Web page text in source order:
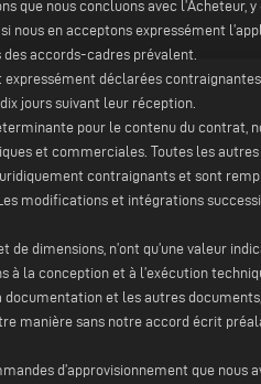
que nous concluons avec
en acceptons expressément
des accords-cadres prévalent.
déclarées
jours suivant leur réception.
pour le contenu du contrat,
et commerciales. Toutes les
contraignants et sont
modifications et intégrations
dimensions, n’ont qu’une valeur
la conception et à l’exécution
et les autres
sans notre accord écrit
d’approvisionnement que nous